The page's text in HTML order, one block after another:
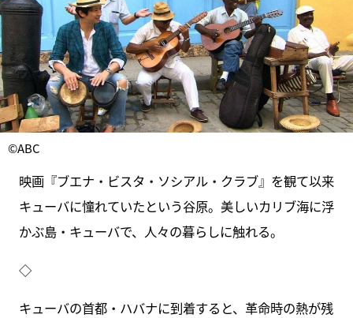
©ABC
映画『ブエナ・ビスタ・ソシアル・クラブ』を観て以来
キューバに憧れていたという谷原。美しいカリブ海に浮
かぶ島・キューバで、人々の暮らしに触れる。
◇
キューバの首都・ハバナに到着すると、革命時の熱が残